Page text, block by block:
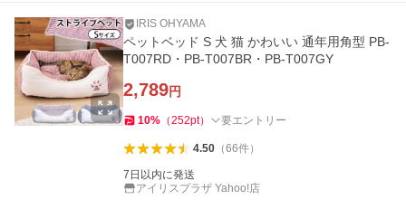
IRIS OHYAMA
ペットベッド S 犬 猫 かわいい 通年用角型 PB-
T007RD・PB-T007BR・PB-T007GY
2,789円
10% （252pt） 要エントリー
4.50（66件）
7日以内に発送
アイリスプラザ Yahoo!店